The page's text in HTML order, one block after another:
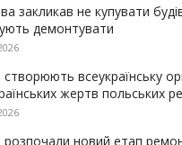
закликав не купувати
демонтувати
всеукраїнську
жертв польських
розпочали новий етап